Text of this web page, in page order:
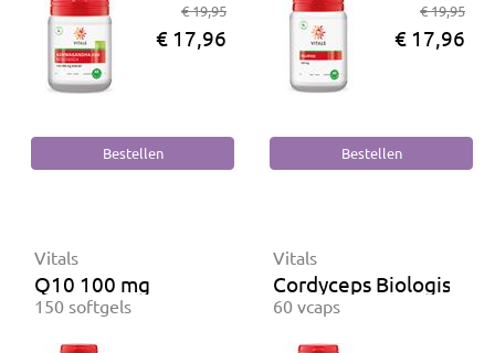
€ 19,95
€ 17,96
€ 19,95
€ 17,96
Vitals
Q10 100 mg
150 softgels
Vitals
Cordyceps Biologisch
60 vcaps